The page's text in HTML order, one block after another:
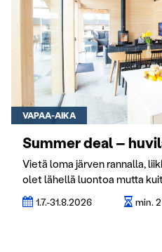
VAPAA-AIKA
Summer deal –
Vietä loma järven rannalla,
olet lähellä luontoa mutta
1.7.-31.8.2026 min.